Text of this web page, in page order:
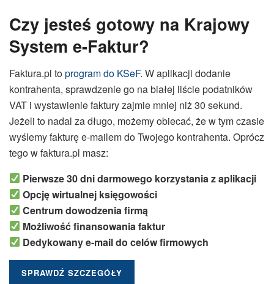
Czy jesteś gotowy na Krajowy
System e-Faktur?
Faktura.pl toprogram do KSeF. W aplikacji dodanie
kontrahenta, sprawdzenie go na białej liście podatników
VAT i wystawienie faktury zajmie mniej niż 30 sekund.
Jeżeli to nadal za długo, możemy obiecać, że w tym czasie
wyślemy fakturę e-mailem do Twojego kontrahenta. Oprócz
tego w faktura.pl masz:
Pierwsze 30 dni darmowego korzystania z aplikacji
Opcję wirtualnej księgowości
Centrum dowodzenia firmą
Możliwość finansowania faktur
Dedykowany e-mail do celów firmowych
SPRAWDŹ SZCZEGÓŁY